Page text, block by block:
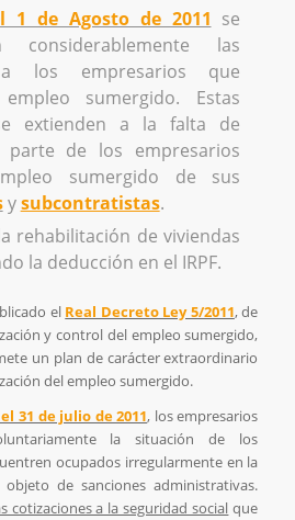
1 de Agosto de 2011 se
considerablemente las
a los empresarios que
sumergido. Estas
extienden a la falta de
de los empresarios
sumergido de sus
ysubcontratistas.
rehabilitación de viviendas
la deducción en el IRPF.
el Real Decreto Ley 5/2011, de
y control del empleo sumergido,
un plan de carácter extraordinario
del empleo sumergido.
31 de julio de 2011, los empresarios
la situación de los
ocupados irregularmente en la
de sanciones administrativas.
cotizaciones a la seguridad social que